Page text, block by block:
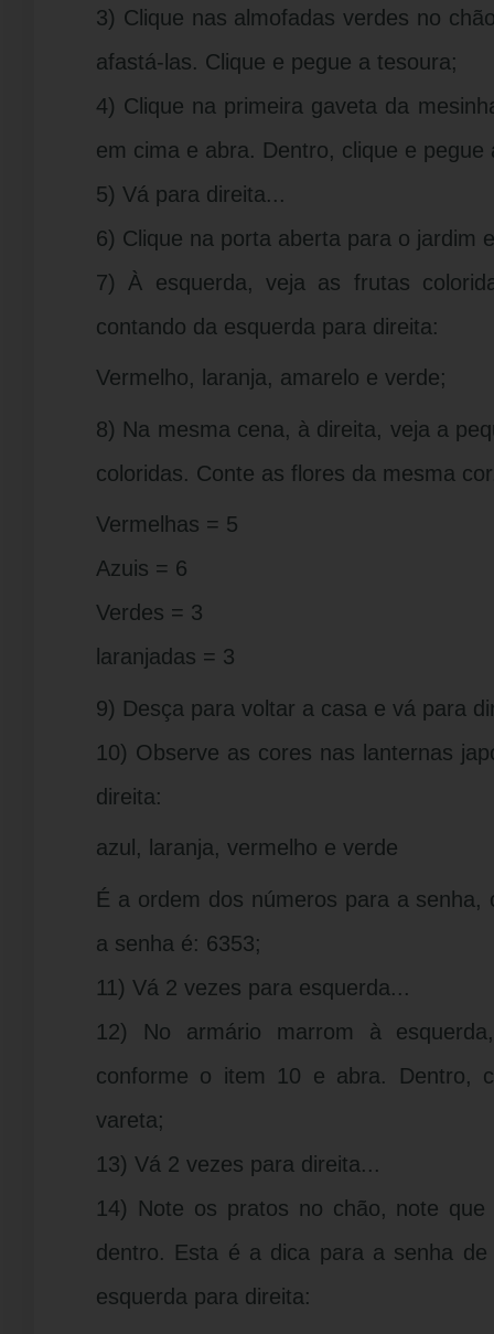
3) Clique nas almofadas verdes no
afastá-las. Clique e pegue a tesoura;
4) Clique na primeira gaveta da
em cima e abra. Dentro, clique e pegue
5) Vá para direita...
6) Clique na porta aberta para o jardim
7) À esquerda, veja as frutas
contando da esquerda para direita:
Vermelho, laranja, amarelo e verde;
8) Na mesma cena, à direita, veja a
coloridas. Conte as flores da mesma
Vermelhas = 5
Azuis = 6
Verdes = 3
laranjadas = 3
9) Desça para voltar a casa e vá para
10) Observe as cores nas lanternas
direita:
azul, laranja, vermelho e verde
É a ordem dos números para a
a senha é: 6353;
11) Vá 2 vezes para esquerda...
12) No armário marrom à
conforme o item 10 e abra. Dentro,
vareta;
13) Vá 2 vezes para direita...
14) Note os pratos no chão, note
dentro. Esta é a dica para a senha
esquerda para direita: